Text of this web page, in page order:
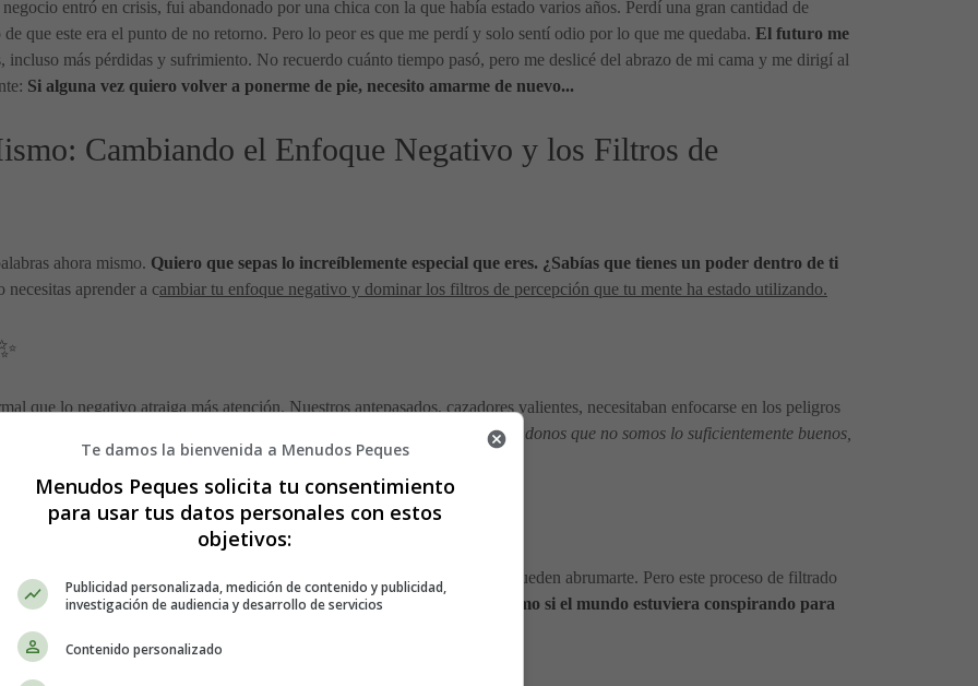
entró en crisis, fui abandonado por una chica con la que había estado varios años. Perdí una gran cantidad de
que este era el punto de no retorno. Pero lo peor es que me perdí y solo sentí odio por lo que me quedaba. El futuro me
incluso más pérdidas y sufrimiento. No recuerdo cuánto tiempo pasó, pero me deslicé del abrazo de mi cama y me dirigí al
Si alguna vez quiero volver a ponerme de pie, necesito amarme de nuevo...
Cambiando el Enfoque Negativo y los Filtros de
ahora mismo. Quiero que sepas lo increíblemente especial que eres. ¿Sabías que tienes un poder dentro de ti
necesitas aprender a cambiar tu enfoque negativo y dominar los filtros de percepción que tu mente ha estado utilizando.
que lo negativo atraiga más atención. Nuestros antepasados, cazadores valientes, necesitaban enfocarse en los peligros
en nuestra contra.
Dejamos que el crítico interno hable más alto, diciéndonos que no somos lo suficientemente buenos,
que hay mucho por ahí! Es como un torrente interminable de datos que pueden abrumarte. Pero este proceso de filtrado
Si diriges tu atención a lo negativo, eso es lo que notarás más. Es como si el mundo estuviera conspirando para
Te damos la bienvenida a Menudos Peques
Menudos Peques solicita tu consentimiento
para usar tus datos personales con estos
objetivos:
Publicidad personalizada, medición de contenido y publicidad,
investigación de audiencia y desarrollo de servicios
Contenido personalizado